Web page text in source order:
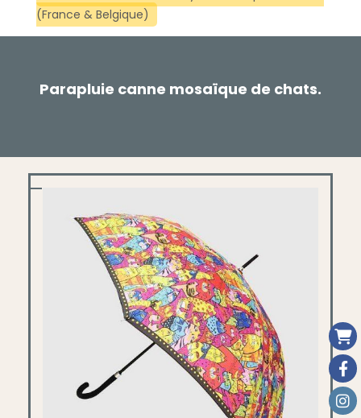
Parapluie canne mosaïque de chats.